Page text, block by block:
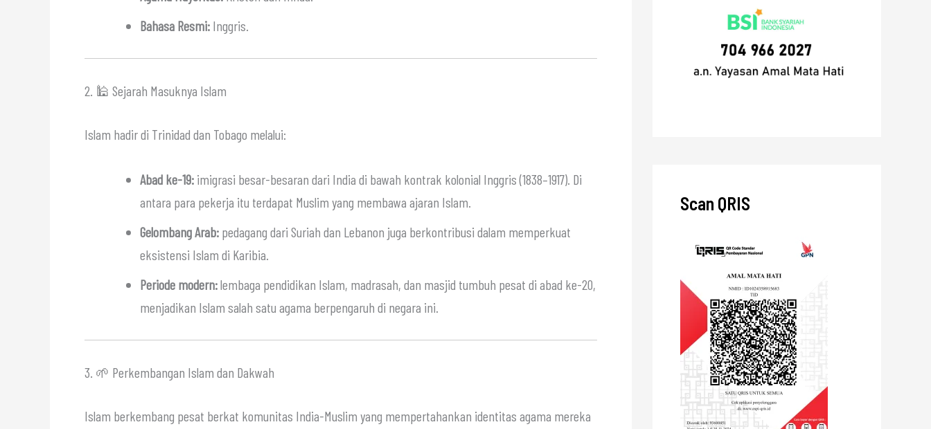
Bahasa Resmi: Inggris.
2. 🕌 Sejarah Masuknya Islam
Islam hadir di Trinidad dan Tobago melalui:
Abad ke-19: imigrasi besar-besaran dari India di bawah kontrak kolonial Inggris (1838–1917). Di
antara para pekerja itu terdapat Muslim yang membawa ajaran Islam.
Gelombang Arab: pedagang dari Suriah dan Lebanon juga berkontribusi dalam memperkuat
eksistensi Islam di Karibia.
Periode modern:lembaga pendidikan Islam, madrasah, dan masjid tumbuh pesat di abad ke-20,
menjadikan Islam salah satu agama berpengaruh di negara ini.
3. 🌱 Perkembangan Islam dan Dakwah
Islam berkembang pesat berkat komunitas India-Muslim yang mempertahankan identitas agama mereka
Scan QRIS